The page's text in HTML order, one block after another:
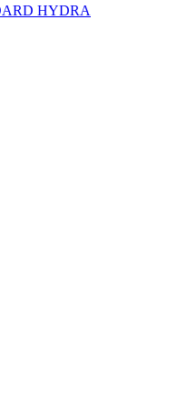
HYDRA